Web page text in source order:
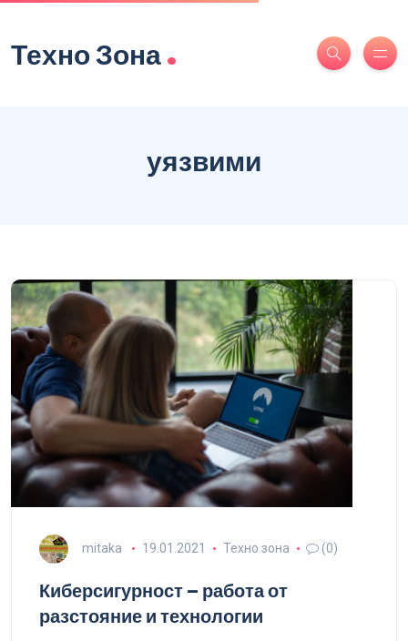
Техно Зона.
уязвими
mitaka 19.01.2021 Техно зона (0)
Киберсигурност – работа от
разстояние и технологии